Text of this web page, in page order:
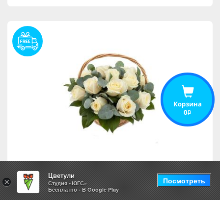
Руан
Корзина
0i
×
Цветули
Студия «ЮГС»
Бесплатно - В Google Play
Посмотреть